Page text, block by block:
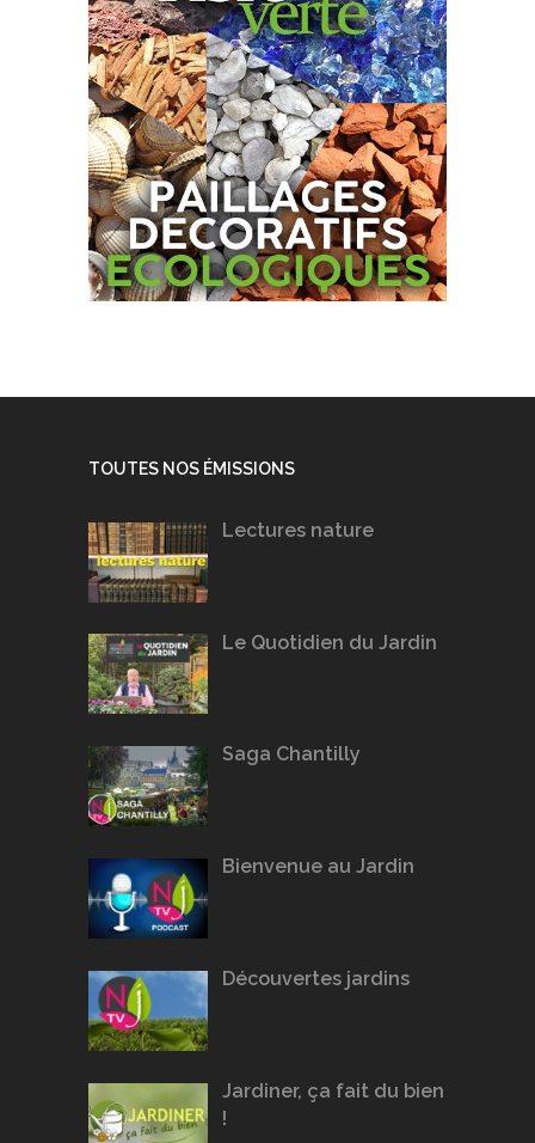
TOUTES NOS ÉMISSIONS
Lectures nature
Le Quotidien du Jardin
Saga Chantilly
Bienvenue au Jardin
Découvertes jardins
Jardiner, ça fait du bien
!